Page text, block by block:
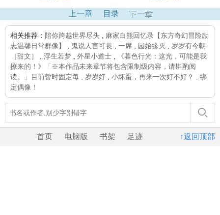
上一章 目录 下一章
相关推荐： 陪你跨越世界尽头
麻家白熊回忆录【东方奇幻冒险励
志温馨日常群像】
鬼说人言可畏 一席 园始缘灭
岁岁有今朝
［甜文］
浮生若梦 外星小道士
《暮色行光：这光，可能是我
撩来的！》「※本作品未来章节将包含限制级内容，请斟酌阅
读。」目前暂时固定每
岁岁好 小坏蛋，再来一次好不好？
绑
定偶像！
↑返回顶部
首页 电脑版 书架 足迹